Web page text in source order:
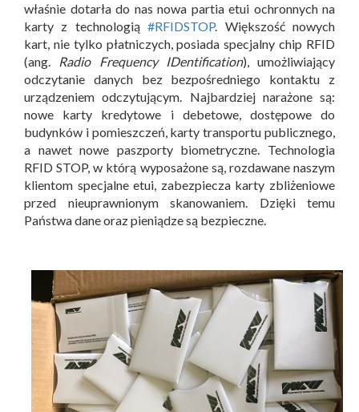
właśnie dotarła do nas nowa partia etui ochronnych na
karty z technologią#RFIDSTOP. Większość nowych
kart, nie tylko płatniczych, posiada specjalny chip RFID
(ang. Radio Frequency IDentification), umożliwiający
odczytanie danych bez bezpośredniego kontaktu z
urządzeniem odczytującym. Najbardziej narażone są:
nowe karty kredytowe i debetowe, dostępowe do
budynków i pomieszczeń, karty transportu publicznego,
a nawet nowe paszporty biometryczne. Technologia
RFID STOP, w którą wyposażone są, rozdawane naszym
klientom specjalne etui, zabezpiecza karty zbliżeniowe
przed nieuprawnionym skanowaniem. Dzięki temu
Państwa dane oraz pieniądze są bezpieczne.